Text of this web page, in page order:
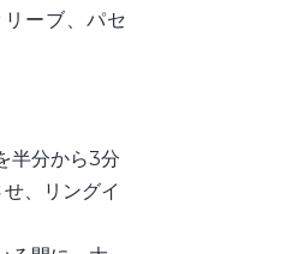
ーブ、パセ
半分から3分
、リングイ